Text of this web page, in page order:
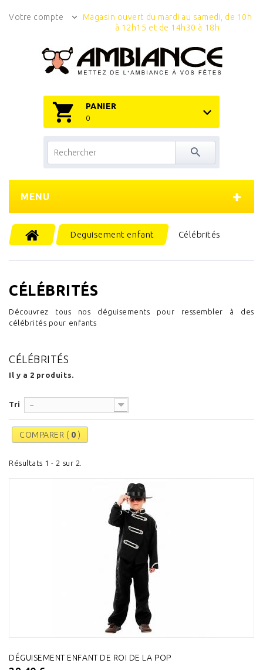
Votre compte
Magasin ouvert du mardi au samedi, de 10h
à 12h15 et de 14h30 à 18h
PANIER
0
MENU
Deguisement enfant Célébrités
CÉLÉBRITÉS
Découvrez tous nos déguisements pour ressembler à des
célébrités pour enfants
CÉLÉBRITÉS
Il y a 2 produits.
Tri --
COMPARER ( 0 )
Résultats 1 - 2 sur 2.
DÉGUISEMENT ENFANT DE ROI DE LA POP